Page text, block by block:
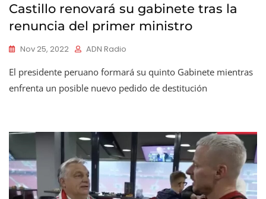
Castillo renovará su gabinete tras la
renuncia del primer ministro
Nov 25, 2022 ADN Radio
El presidente peruano formará su quinto Gabinete mientras
enfrenta un posible nuevo pedido de destitución